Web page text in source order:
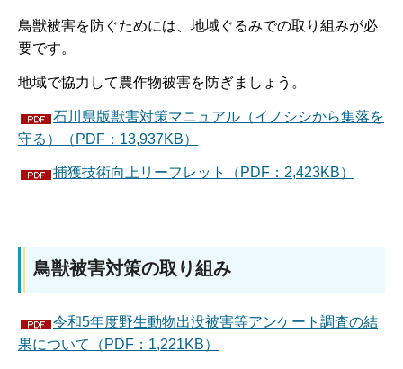
鳥獣被害を防ぐためには、地域ぐるみでの取り組みが必
要です。
地域で協力して農作物被害を防ぎましょう。
石川県版獣害対策マニュアル（イノシシから集落を
守る）（PDF：13,937KB）
捕獲技術向上リーフレット（PDF：2,423KB）
鳥獣被害対策の取り組み
令和5年度野生動物出没被害等アンケート調査の結
果について（PDF：1,221KB）